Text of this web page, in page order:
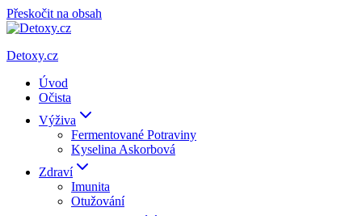
Přeskočit na obsah
Detoxy.cz
Úvod
Očista
Výživa
Fermentované Potraviny
Kyselina Askorbová
Zdraví
Imunita
Otužování